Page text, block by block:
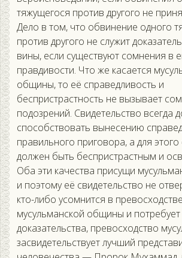
тяжущегося против другого не
Дело в том, что обвинение одного
против другого не служит
вины, если существуют сомнения в
правдивости. Что же касается
общины, то её справедливость и
беспристрастность не вызывает
подозрений. Свидетельство всегда
способствовать вынесению
правильного приговора, а для этого
должен быть беспристрастным и
Оба эти качества присущи
и поэтому её свидетельство не
кто-либо усомнится в превосходстве
мусульманской общины и потребует
доказательства, превосходство
засвидетельствует лучший